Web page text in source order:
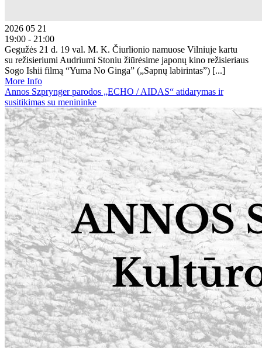
2026 05 21
19:00 - 21:00
Gegužės 21 d. 19 val. M. K. Čiurlionio namuose Vilniuje kartu
su režisieriumi Audriumi Stoniu žiūrėsime japonų kino režisieriaus
Sogo Ishii filmą “Yuma No Ginga” („Sapnų labirintas”) [...]
More Info
Annos Szprynger parodos „ECHO / AIDAS“ atidarymas ir
susitikimas su menininke